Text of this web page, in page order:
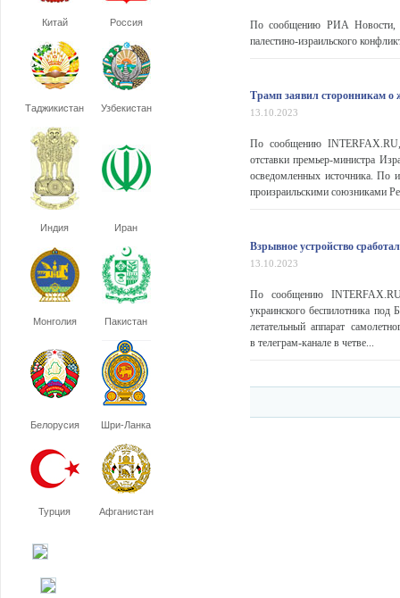
Китай Россия
Таджикистан Узбекистан
Индия Иран
Монголия Пакистан
Белорусия Шри-Ланка
Турция Афганистан
По сообщению РИА Новости,
палестино-израильского
Трамп заявил сторонникам о
13.10.2023
По сообщению
отставки премьер-министра
осведомленных источника. По
произраильскими союзниками
Взрывное устройство
13.10.2023
По сообщению
украинского беспилотника под
летательный аппарат
в телеграм-канале в четве...